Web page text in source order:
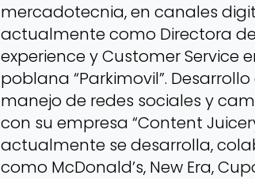
mercadotecnia, en canales
actualmente como Directora
experience y Customer Service
poblana “Parkimovil”.
manejo de redes sociales y
con su empresa “Content
actualmente se desarrolla,
como McDonald’s, New Era,